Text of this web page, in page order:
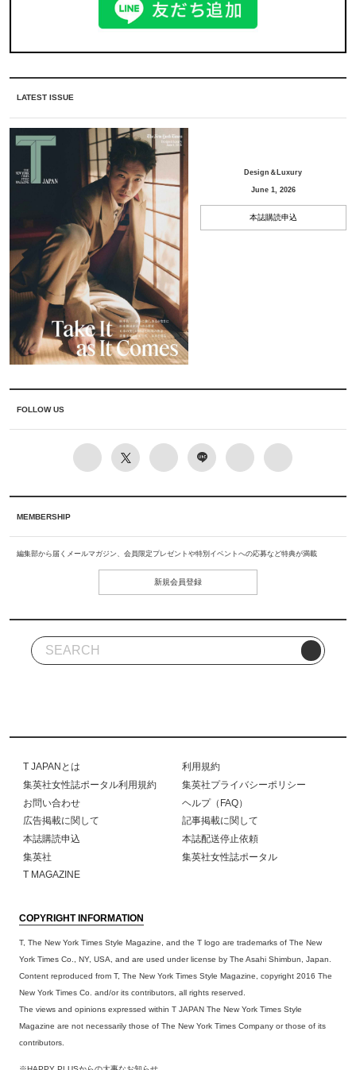
LATEST ISSUE
Design＆Luxury
June 1, 2026
本誌購読申込
FOLLOW US
MEMBERSHIP
編集部から届くメールマガジン、会員限定プレゼントや特別イベントへの応募など特典が満載
新規会員登録
T JAPANとは
利用規約
集英社女性誌ポータル利用規約
集英社プライバシーポリシー
お問い合わせ
ヘルプ（FAQ）
広告掲載に関して
記事掲載に関して
本誌購読申込
本誌配送停止依頼
集英社
集英社女性誌ポータル
T MAGAZINE
COPYRIGHT INFORMATION
T, The New York Times Style Magazine, and the T logo are trademarks of The New
York Times Co., NY, USA, and are used under license by The Asahi Shimbun, Japan.
Content reproduced from T, The New York Times Style Magazine, copyright 2016 The
New York Times Co. and/or its contributors, all rights reserved.
The views and opinions expressed within T JAPAN The New York Times Style
Magazine are not necessarily those of The New York Times Company or those of its
contributors.